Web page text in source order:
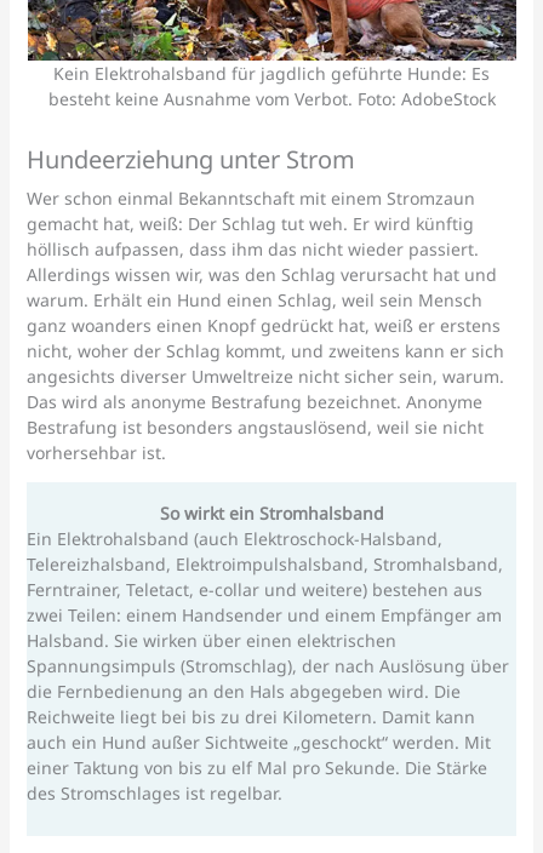
Kein Elektrohalsband für jagdlich geführte Hunde: Es
besteht keine Ausnahme vom Verbot. Foto: AdobeStock
Hundeerziehung unter Strom
Wer schon einmal Bekanntschaft mit einem Stromzaun
gemacht hat, weiß: Der Schlag tut weh. Er wird künftig
höllisch aufpassen, dass ihm das nicht wieder passiert.
Allerdings wissen wir, was den Schlag verursacht hat und
warum. Erhält ein Hund einen Schlag, weil sein Mensch
ganz woanders einen Knopf gedrückt hat, weiß er erstens
nicht, woher der Schlag kommt, und zweitens kann er sich
angesichts diverser Umweltreize nicht sicher sein, warum.
Das wird als anonyme Bestrafung bezeichnet. Anonyme
Bestrafung ist besonders angstauslösend, weil sie nicht
vorhersehbar ist.
So wirkt ein Stromhalsband
Ein Elektrohalsband (auch Elektroschock-Halsband,
Telereizhalsband, Elektroimpulshalsband, Stromhalsband,
Ferntrainer, Teletact, e-collar und weitere) bestehen aus
zwei Teilen: einem Handsender und einem Empfänger am
Halsband. Sie wirken über einen elektrischen
Spannungsimpuls (Stromschlag), der nach Auslösung über
die Fernbedienung an den Hals abgegeben wird. Die
Reichweite liegt bei bis zu drei Kilometern. Damit kann
auch ein Hund außer Sichtweite „geschockt“ werden. Mit
einer Taktung von bis zu elf Mal pro Sekunde. Die Stärke
des Stromschlages ist regelbar.